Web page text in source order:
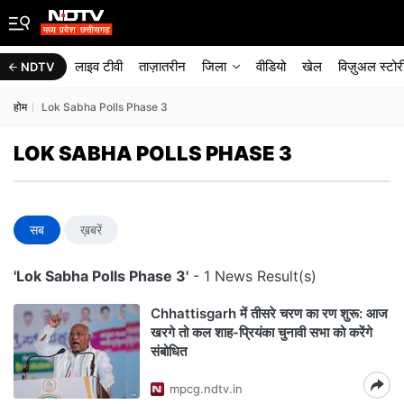
NDTV लाइव टीवी ताज़ातरीन जिला वीडियो खेल विज़ुअल
होम Lok Sabha Polls Phase 3
LOK SABHA POLLS PHASE 3
सब ख़बरें
'Lok Sabha Polls Phase 3' - 1 News Result(s)
Chhattisgarh में तीसरे चरण का रण शुरू: आज
खरगे तो कल शाह-प्रियंका चुनावी सभा को करेंगे
संबोधित
mpcg.ndtv.in